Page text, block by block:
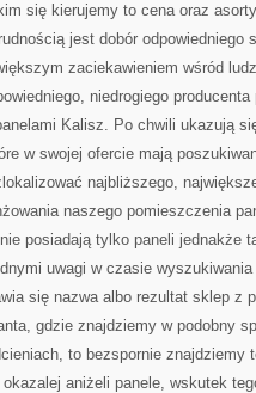
się kierujemy to cena oraz
jest dobór odpowiedniego
zaciekawieniem wśród
niedrogiego producenta
Kalisz. Po chwili ukazują
w swojej ofercie mają
najbliższego,
naszego pomieszczenia
posiadają tylko paneli jednakże
uwagi w czasie
się nazwa albo rezultat sklep z
gdzie znajdziemy w podobny
to bezspornie znajdziemy
aniżeli panele, wskutek